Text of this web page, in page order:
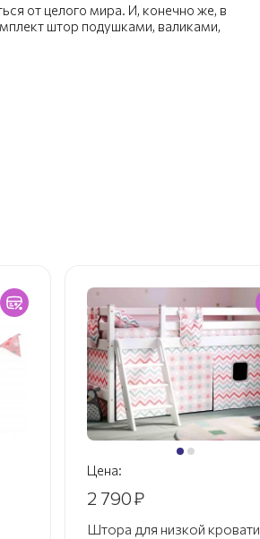
от целого мира. И, конечно же, в
штор подушками, валиками,
Цена:
2 790₽
Штора для низкой кровати